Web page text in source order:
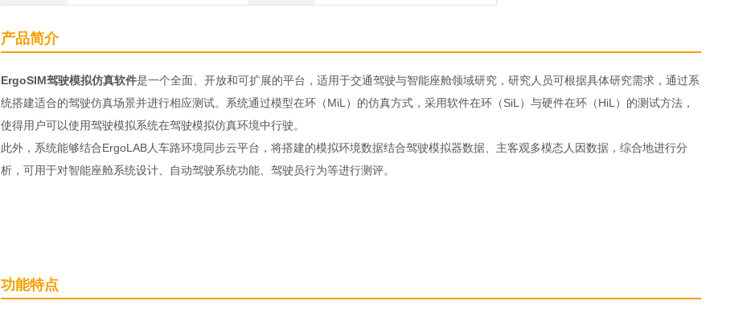
产品简介
ErgoSIM驾驶模拟仿真软件是一个全面、开放和可扩展的平台，适用于交通驾驶与智能座舱领域研究，研究人员可根据具体研究需求，通过系
统搭建适合的驾驶仿真场景并进行相应测试。系统通过模型在环（MiL）的仿真方式，采用软件在环（SiL）与硬件在环（HiL）的测试方法，
使得用户可以使用驾驶模拟系统在驾驶模拟仿真环境中行驶。
此外，系统能够结合ErgoLAB人车路环境同步云平台，将搭建的模拟环境数据结合驾驶模拟器数据、主客观多模态人因数据，综合地进行分
析，可用于对智能座舱系统设计、自动驾驶系统功能、驾驶员行为等进行测评。
功能特点